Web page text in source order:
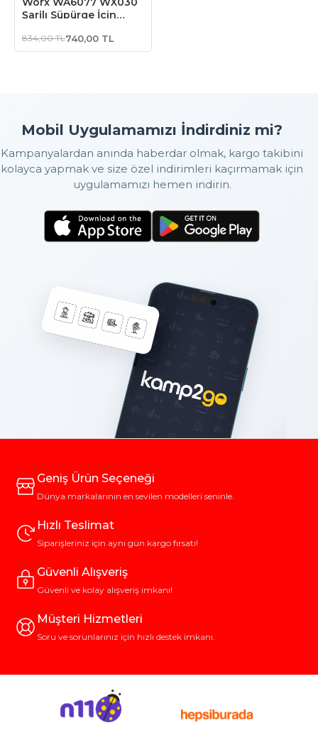
Şarjlı Süpürge İçin
834,00 TL740,00 TL
Mobil Uygulamamızı İndirdiniz mi?
Kampanyalardan anında haberdar olmak, kargo takibini
kolayca yapmak ve size özel indirimleri kaçırmamak için
uygulamamızı hemen indirin.
Geniş Ürün Seçeneği
Dünya markalarının en sevilen modelleri seninle.
Hızlı Teslimat
Siparişleriniz için aynı gün kargo fırsatı!
Güvenli Alışveriş
Güvenli ve kolay alışveriş imkanı!
Müşteri Hizmetleri
Soru ve sorunlarınız için hızlı destek imkanı.